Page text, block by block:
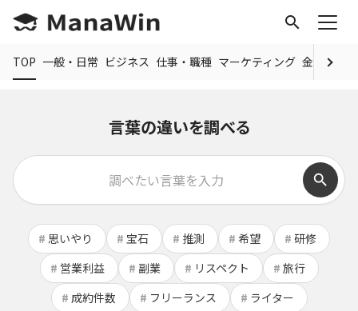
search
TOP 一般・日常 ビジネス 仕事・職種 マーケティング 金融 制度
言葉の違いを調べる
search
思いやり 宝石 推測 希望
研修
営業利益
副業 リスペクト
旅行
成約件数
フリーランス ライター